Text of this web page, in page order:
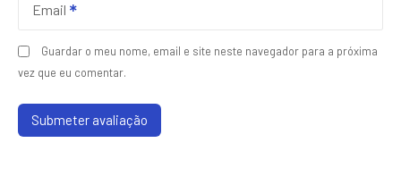
Email
Guardar o meu nome, email e site neste navegador para a próxima
vez que eu comentar.